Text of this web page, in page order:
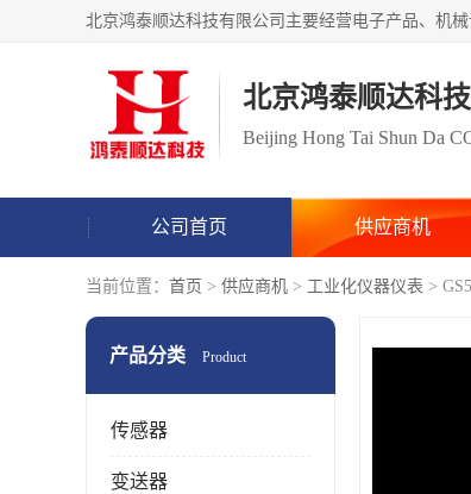
北京鸿泰顺达科
Beijing Hong Tai Shun Da
公司首页 供应商机
当前位置： 首页 > 供应商机 > 工业化仪器仪表 >
产品分类 Product
传感器
变送器